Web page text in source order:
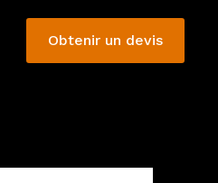
Obtenir un devis